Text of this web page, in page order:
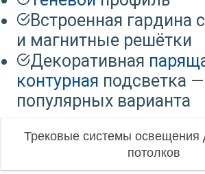
Встроенная гардина
и магнитные решётки
Декоративная
контурная подсветка
популярных варианта
Трековые системы освещения
потолков